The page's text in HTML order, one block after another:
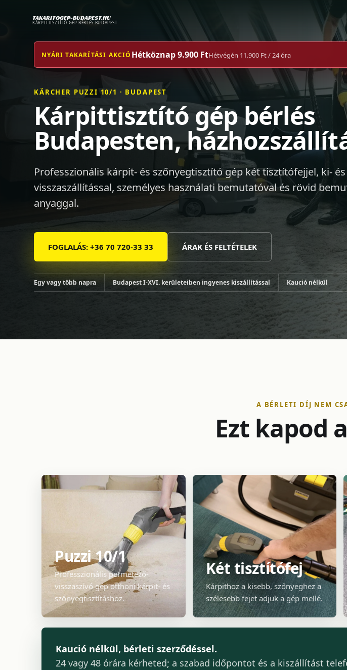
TAKARITOGEP-BUDAPEST.HU
KÁRPITTISZTÍTÓ GÉP BÉRLÉS BUDAPEST
NYÁRI TAKARÍTÁSI AKCIÓ Hétköznap 9.900 FtHétvégén 11.900 Ft / 24 óra
KÄRCHER PUZZI 10/1 · BUDAPEST
Kárpittisztító gép bérlés
Budapesten,
Professzionális kárpit- és szőnyegtisztító gép két tisztítófejjel, ki- és
visszaszállítással, személyes használati bemutatóval és rövid
anyaggal.
FOGLALÁS: +36 70 720-33 33 ÁRAK ÉS FELTÉTELEK
Egy vagy több napra Budapest I-XVI. kerületeiben ingyenes kiszállítással Kaució nélkül
A BÉRLETI DÍJ NEM
Ezt kapod
Puzzi 10/1
Professzionális permetező-
visszaszívó gép otthoni kárpit- és
szőnyegtisztításhoz.
Két tisztítófej
Kárpithoz a kisebb, szőnyeghez a
szélesebb fejet adjuk a gép mellé.
Kaució nélkül, bérleti szerződéssel.
24 vagy 48 órára kérheted; a szabad időpontot és a kiszállítást